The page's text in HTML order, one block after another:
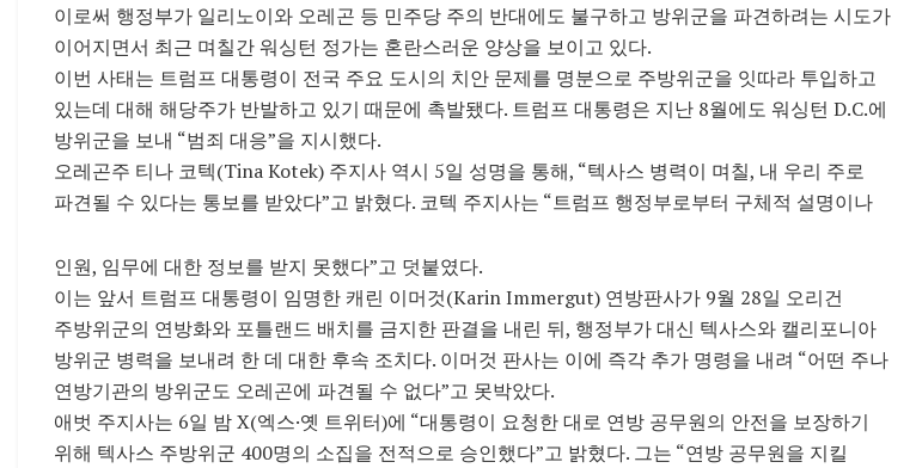
이로써 행정부가 일리노이와 오레곤 등 민주당 주의 반대에도 불구하고 방위군을 파견하려는 시도가
이어지면서 최근 며칠간 워싱턴 정가는 혼란스러운 양상을 보이고 있다.
이번 사태는 트럼프 대통령이 전국 주요 도시의 치안 문제를 명분으로 주방위군을 잇따라 투입하고
있는데 대해 해당주가 반발하고 있기 때문에 촉발됐다. 트럼프 대통령은 지난 8월에도 워싱턴 D.C.에
방위군을 보내 “범죄 대응”을 지시했다.
오레곤주 티나 코텍(Tina Kotek) 주지사 역시 5일 성명을 통해, “텍사스 병력이 며칠, 내 우리 주로
파견될 수 있다는 통보를 받았다”고 밝혔다. 코텍 주지사는 “트럼프 행정부로부터 구체적 설명이나
인원, 임무에 대한 정보를 받지 못했다”고 덧붙였다.
이는 앞서 트럼프 대통령이 임명한 캐린 이머것(Karin Immergut) 연방판사가 9월 28일 오리건
주방위군의 연방화와 포틀랜드 배치를 금지한 판결을 내린 뒤, 행정부가 대신 텍사스와 캘리포니아
방위군 병력을 보내려 한 데 대한 후속 조치다. 이머것 판사는 이에 즉각 추가 명령을 내려 “어떤 주나
연방기관의 방위군도 오레곤에 파견될 수 없다”고 못박았다.
애벗 주지사는 6일 밤 X(엑스·옛 트위터)에 “대통령이 요청한 대로 연방 공무원의 안전을 보장하기
위해 텍사스 주방위군 400명의 소집을 전적으로 승인했다”고 밝혔다. 그는 “연방 공무원을 지킬